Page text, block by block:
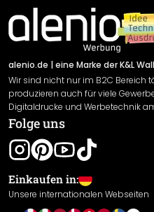
Newsletter An-/
Sendungsverfolgung
Impressum
Versand & Zahlung
Rücksendung
Widerrufsrecht
Datenschutzerklärung
Gewährleistung
Leistungserklärung / CE-
Cookie Einstellungen
alenio.de | eine Marke der K&L
Wir sind nicht nur im B2C Bereich
produzieren auch für viele
Digitaldrucke und Werbetechnik
Folge uns
Einkaufen in:
Unsere internationalen Webseiten